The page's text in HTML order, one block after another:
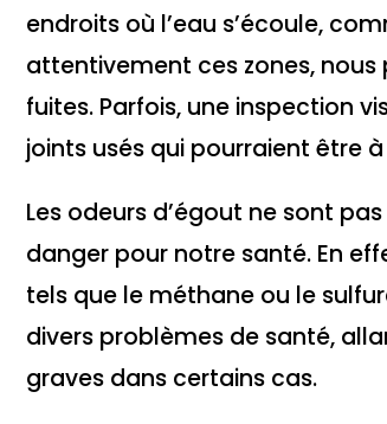
endroits où l’eau s’écoule,
attentivement ces zones,
fuites. Parfois, une inspection
joints usés qui pourraient être à
Les odeurs d’égout ne sont
danger pour notre santé. En
tels que le méthane ou le
divers problèmes de santé,
graves dans certains cas.